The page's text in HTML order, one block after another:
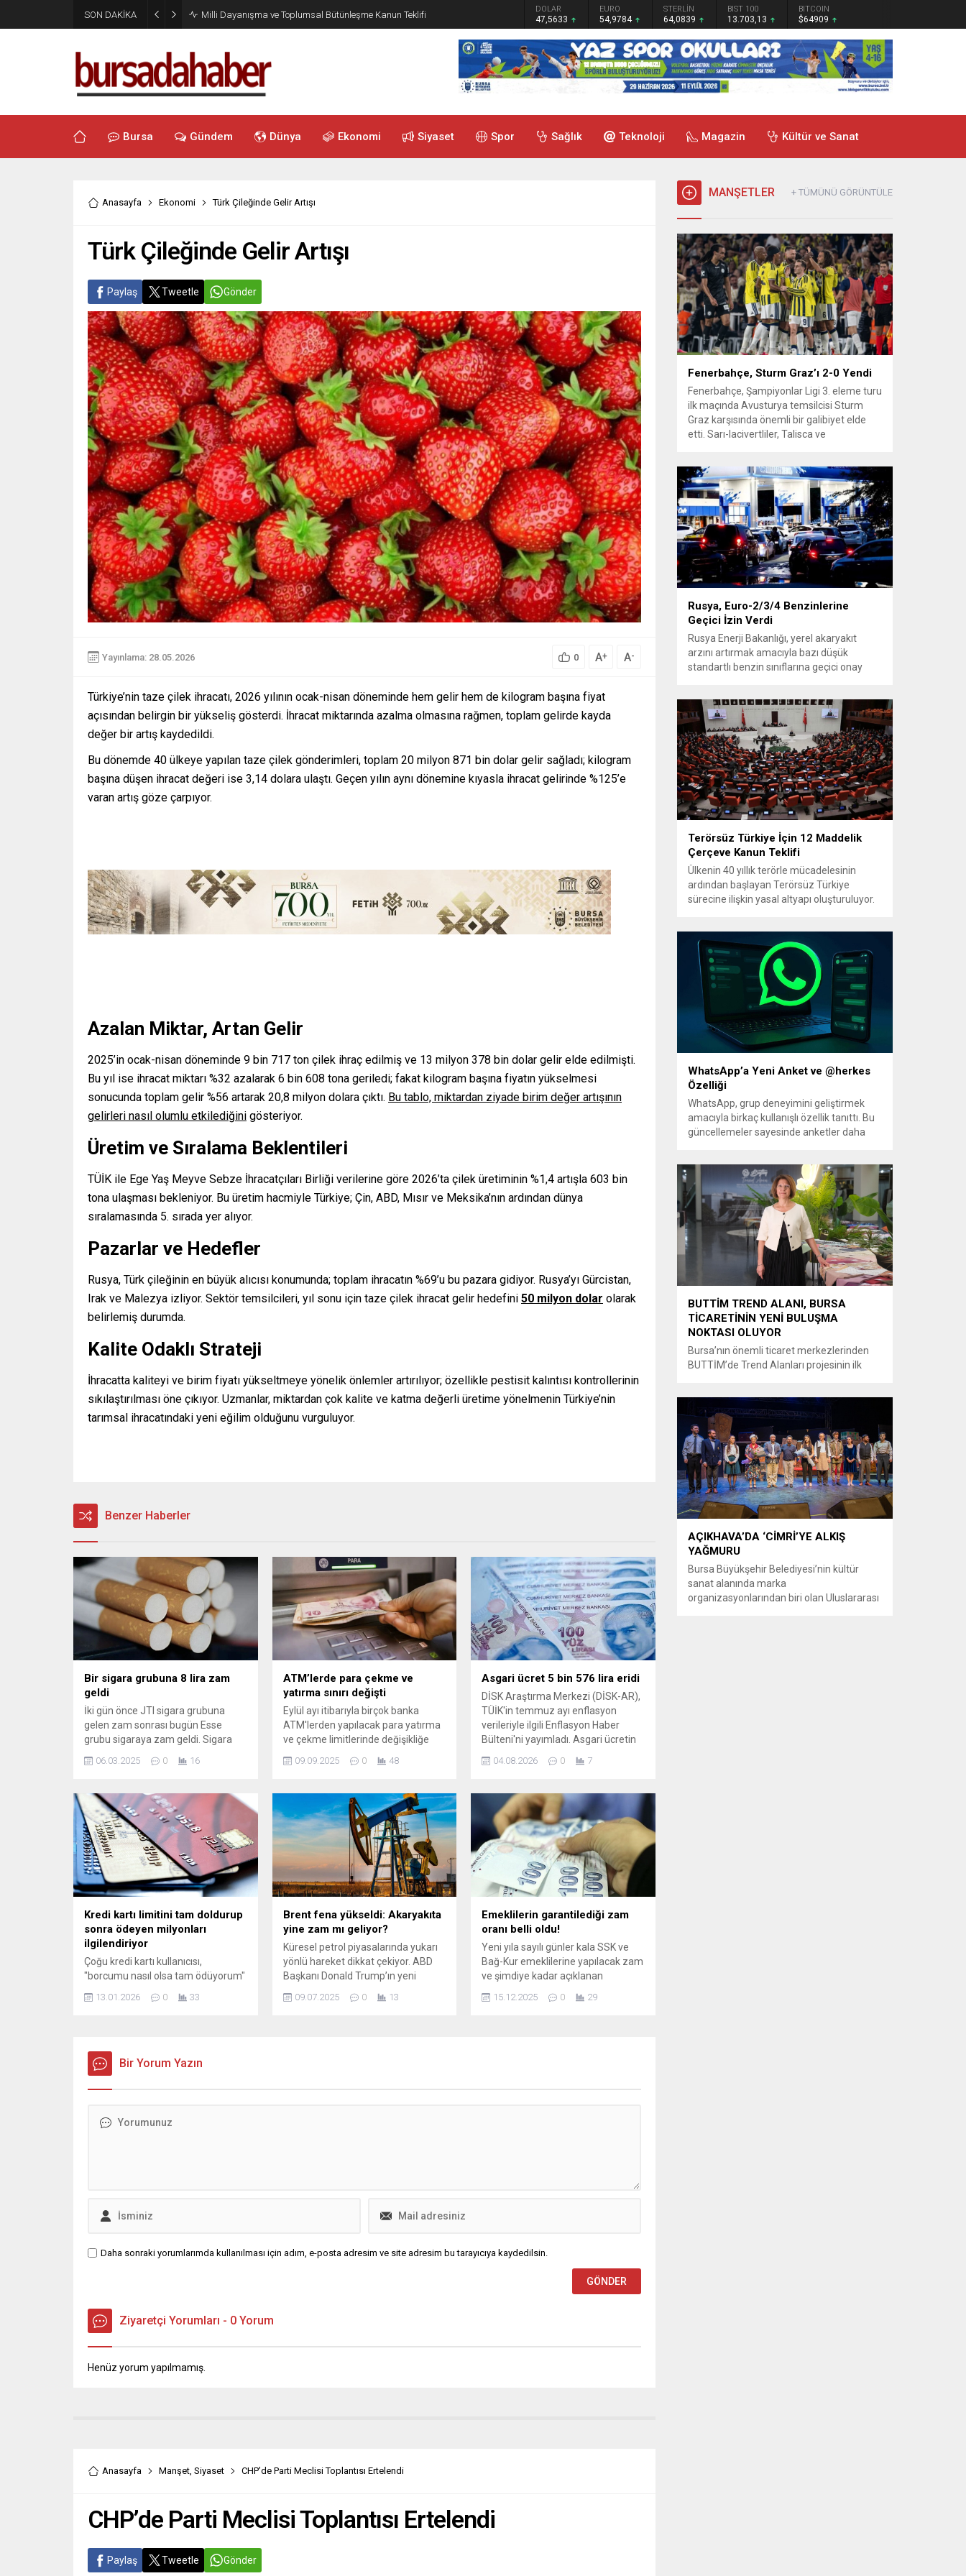
SON DAKİKA Milli Dayanışma ve Toplumsal Bütünleşme Kanun Teklifi DOLAR
47,5633
EURO
54,9784
STERLİN
64,0839
BIST 100
13.703,13
BITCOIN
$64909
Bursa Gündem Dünya Ekonomi Siyaset Spor Sağlık Teknoloji Magazin Kültür ve Sanat
Anasayfa Ekonomi Türk Çileğinde Gelir Artışı
Türk Çileğinde Gelir Artışı
Paylaş Tweetle Gönder
Yayınlama: 28.05.2026 0 A+ A-
Türkiye’nin taze çilek ihracatı, 2026 yılının ocak-nisan döneminde hem gelir hem de kilogram başına fiyat
açısından belirgin bir yükseliş gösterdi. İhracat miktarında azalma olmasına rağmen, toplam gelirde kayda
değer bir artış kaydedildi.
Bu dönemde 40 ülkeye yapılan taze çilek gönderimleri, toplam 20 milyon 871 bin dolar gelir sağladı; kilogram
başına düşen ihracat değeri ise 3,14 dolara ulaştı. Geçen yılın aynı dönemine kıyasla ihracat gelirinde %125’e
varan artış göze çarpıyor.
Azalan Miktar, Artan Gelir
2025’in ocak-nisan döneminde 9 bin 717 ton çilek ihraç edilmiş ve 13 milyon 378 bin dolar gelir elde edilmişti.
Bu yıl ise ihracat miktarı %32 azalarak 6 bin 608 tona geriledi; fakat kilogram başına fiyatın yükselmesi
sonucunda toplam gelir %56 artarak 20,8 milyon dolara çıktı. Bu tablo, miktardan ziyade birim değer artışının
gelirleri nasıl olumlu etkilediğini gösteriyor.
Üretim ve Sıralama Beklentileri
TÜİK ile Ege Yaş Meyve Sebze İhracatçıları Birliği verilerine göre 2026’ta çilek üretiminin %1,4 artışla 603 bin
tona ulaşması bekleniyor. Bu üretim hacmiyle Türkiye; Çin, ABD, Mısır ve Meksika’nın ardından dünya
sıralamasında 5. sırada yer alıyor.
Pazarlar ve Hedefler
Rusya, Türk çileğinin en büyük alıcısı konumunda; toplam ihracatın %69’u bu pazara gidiyor. Rusya’yı Gürcistan,
Irak ve Malezya izliyor. Sektör temsilcileri, yıl sonu için taze çilek ihracat gelir hedefini 50 milyon dolar olarak
belirlemiş durumda.
Kalite Odaklı Strateji
İhracatta kaliteyi ve birim fiyatı yükseltmeye yönelik önlemler artırılıyor; özellikle pestisit kalıntısı kontrollerinin
sıkılaştırılması öne çıkıyor. Uzmanlar, miktardan çok kalite ve katma değerli üretime yönelmenin Türkiye’nin
tarımsal ihracatındaki yeni eğilim olduğunu vurguluyor.
Benzer Haberler
Bir sigara grubuna 8 lira zam
geldi
İki gün önce JTI sigara grubuna
gelen zam sonrası bugün Esse
grubu sigaraya zam geldi. Sigara
Bayileri Yardımlaşma Derneği
hesabından yaptığı açıklamada, bir
sigara grubuna 8 TL ...
06.03.2025 0 16
ATM’lerde para çekme ve
yatırma sınırı değişti
Eylül ayı itibarıyla birçok banka
ATM'lerden yapılacak para yatırma
ve çekme limitlerinde değişikliğe
limitlerinde şube içi ve şube dışı
yapılacak para yatırma işlemlerinde
de sınır 185 bin TL'ye yükseltildi.
09.09.2025 0 48
Asgari ücret 5 bin 576 lira eridi
DİSK Araştırma Merkezi (DİSK-AR),
TÜİK'in temmuz ayı enflasyon
verileriyle ilgili Enflasyon Haber
Bülteni'ni yayımladı. Asgari ücretin
değer kaybettiği belirtilen bültende,
kısarak kira ve ulaşıma harcama
yaptığı kaydedildi.
04.08.2026 0 7
Kredi kartı limitini tam doldurup
sonra ödeyen milyonları
ilgilendiriyor
Çoğu kredi kartı kullanıcısı,
"borcumu nasıl olsa tam ödüyorum"
düşüncesiyle limitin tamamını
kullanıyor ancak finans uzmanları
notunuzu sessizce aşağı çekiyor.
13.01.2026 0 33
Brent fena yükseldi: Akaryakıta
yine zam mı geliyor?
Küresel petrol piyasalarında yukarı
yönlü hareket dikkat çekiyor. ABD
Başkanı Donald Trump’ın yeni
tarifelere dair karar süresini 1
Ağustos’a ertelemesi, belirsizlikleri
09.07.2025 0 13
Emeklilerin garantilediği zam
oranı belli oldu!
Yeni yıla sayılı günler kala SSK ve
Bağ-Kur emeklilerine yapılacak zam
ve şimdiye kadar açıklanan
rakamlarla kesinleşen zam miktarı
belli oldu. İşte tüm ayrıntılar...
15.12.2025 0 29
Bir Yorum Yazın
Daha sonraki yorumlarımda kullanılması için adım, e-posta adresim ve site adresim bu tarayıcıya kaydedilsin.
Ziyaretçi Yorumları - 0 Yorum
Henüz yorum yapılmamış.
Anasayfa Manşet, Siyaset CHP’de Parti Meclisi Toplantısı Ertelendi
CHP’de Parti Meclisi Toplantısı Ertelendi
Paylaş Tweetle Gönder
MANŞETLER + TÜMÜNÜ GÖRÜNTÜLE
Fenerbahçe, Sturm Graz’ı 2-0 Yendi
Fenerbahçe, Şampiyonlar Ligi 3. eleme turu
ilk maçında Avusturya temsilcisi Sturm
Graz karşısında önemli bir galibiyet elde
etti. Sarı-lacivertliler, Talisca ve
sağladı. Karşılaşma sonrası takım yönetimi
mücadeleyi değerlendirdi ve gelecek
planlarına dair bilgi verdi. Futboldan
sorumlu yönetici Cihan Kamer,...
Rusya, Euro-2/3/4 Benzinlerine
Geçici İzin Verdi
Rusya Enerji Bakanlığı, yerel akaryakıt
arzını artırmak amacıyla bazı düşük
standartlı benzin sınıflarına geçici onay
2027’ye kadar kaldırıyor. Açıklamada bu
düzenlemenin kalıcı bir çevre politikası
değişikliği anlamına gelmediği
vurgulanıyor; kararın geçici olduğu ve uzun
vadeli çevre hedeflerinden sapma
amaçlanmadığı...
Terörsüz Türkiye İçin 12 Maddelik
Çerçeve Kanun Teklifi
Ülkenin 40 yıllık terörle mücadelesinin
ardından başlayan Terörsüz Türkiye
sürecine ilişkin yasal altyapı oluşturuluyor.
üzere hazırlandı ve teklifin 12 maddelik
düzenlemeleri kamuoyuyla paylaşıldı.
Hazırlanan düzenleme, örgütün fiili
varlığını sona erdirdiğinin ve tüm silah ile
mühimmatını teslim ettiğinin güvenlik
kurumlarınca tespiti...
WhatsApp’a Yeni Anket ve @herkes
Özelliği
WhatsApp, grup deneyimini geliştirmek
amacıyla birkaç kullanışlı özellik tanıttı. Bu
güncellemeler sayesinde anketler daha
çekmek kolaylaşıyor. Platforma eklenen
yenilikler, grup içi organizasyonları ve
duyuruları yönetmeyi daha pratik bir hâle
getiriyor. Aşağıda öne çıkan değişiklikler ve
kullanım notları özetlenmiştir. Anketlerde
esneklik ve...
BUTTİM TREND ALANI, BURSA
TİCARETİNİN YENİ BULUŞMA
NOKTASI OLUYOR
Bursa’nın önemli ticaret merkezlerinden
BUTTİM’de Trend Alanları projesinin ilk
birlikte tüm BUTTİM üreticilerinin en trend
ürünlerinin tek alanda buluşturulması
hedefleniyor. Bursa’nın önemli ticaret
merkezlerinden BUTTİM’de, ticaretin ve
sektörlerin buluşma noktası olacak yeni bir
proje hayata geçirildi. Trend Alanları ile
BUTTİM’de faaliyet gösteren firmaların...
AÇIKHAVA’DA ‘CİMRİ’YE ALKIŞ
YAĞMURU
Bursa Büyükşehir Belediyesi’nin kültür
sanat alanında marka
organizasyonlarından biri olan Uluslararası